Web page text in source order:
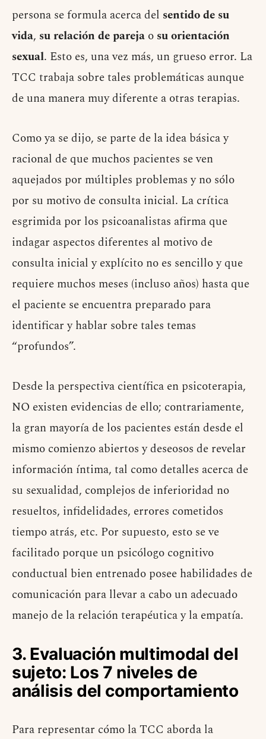
persona se formula acerca del sentido de su
vida, su relación de pareja o su orientación
sexual. Esto es, una vez más, un grueso error. La
TCC trabaja sobre tales problemáticas aunque
de una manera muy diferente a otras terapias.
Como ya se dijo, se parte de la idea básica y
racional de que muchos pacientes se ven
aquejados por múltiples problemas y no sólo
por su motivo de consulta inicial. La crítica
esgrimida por los psicoanalistas afirma que
indagar aspectos diferentes al motivo de
consulta inicial y explícito no es sencillo y que
requiere muchos meses (incluso años) hasta que
el paciente se encuentra preparado para
identificar y hablar sobre tales temas
“profundos”.
Desde la perspectiva científica en psicoterapia,
NO existen evidencias de ello; contrariamente,
la gran mayoría de los pacientes están desde el
mismo comienzo abiertos y deseosos de revelar
información íntima, tal como detalles acerca de
su sexualidad, complejos de inferioridad no
resueltos, infidelidades, errores cometidos
tiempo atrás, etc. Por supuesto, esto se ve
facilitado porque un psicólogo cognitivo
conductual bien entrenado posee habilidades de
comunicación para llevar a cabo un adecuado
manejo de la relación terapéutica y la empatía.
3. Evaluación multimodal del
sujeto: Los 7 niveles de
análisis del comportamiento
Para representar cómo la TCC aborda la